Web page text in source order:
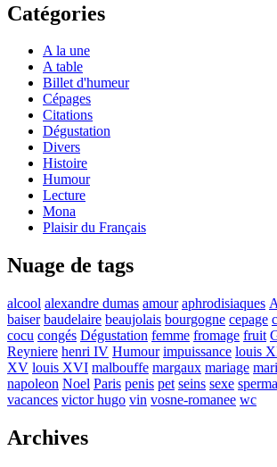
Catégories
A la une
A table
Billet d'humeur
Cépages
Citations
Dégustation
Divers
Histoire
Humour
Lecture
Mona
Plaisir du Français
Nuage de tags
alcool alexandre dumas amour aphrodisiaques
baiser baudelaire beaujolais bourgogne cepage
cocu congés Dégustation femme fromage fruit
Reyniere henri IV Humour impuissance louis
XV louis XVI malbouffe margaux mariage
napoleon Noel Paris penis pet seins sexe
vacances victor hugo vin vosne-romanee wc
Archives